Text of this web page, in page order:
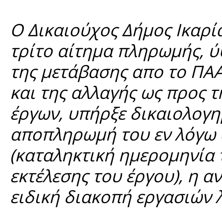
Ο Δικαιούχος Δήμος
τρίτο αίτημα πληρωμής,
της μετάβασης απο το
και της αλλαγής ως προς
έργων, υπήρξε
αποπληρωμή του εν λόγω
(καταληκτική
εκτέλεσης του έργου), η
ειδική διακοπή